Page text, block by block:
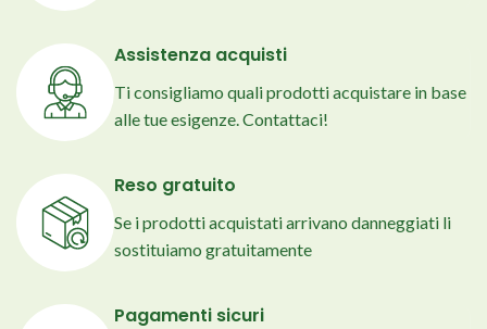
Assistenza acquisti
Ti consigliamo quali prodotti acquistare in base
alle tue esigenze. Contattaci!
Reso gratuito
Se i prodotti acquistati arrivano danneggiati li
sostituiamo gratuitamente
Pagamenti sicuri